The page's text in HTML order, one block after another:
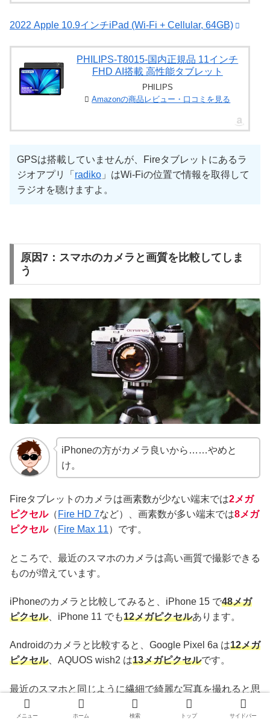
2022 Apple 10.9インチiPad (Wi-Fi + Cellular, 64GB)
PHILIPS-T8015-国内正規品 11インチ
FHD AI搭載 高性能タブレット
PHILIPS
Amazonの商品レビュー・口コミを見る
GPSは搭載していませんが、Fireタブレットにあるラ
ジオアプリ「 radiko 」はWi-Fiの位置で情報を取得して
ラジオを聴けますよ。
原因7：スマホのカメラと画質を比較してしま
う
iPhoneの方がカメラ良いから……やめと
け。
Fireタブレットのカメラは画素数が少ない端末では2メガ
ピクセル（ Fire HD 7など）、画素数が多い端末では8メガ
ピクセル（ Fire Max 11）です。
ところで、最近のスマホのカメラは高い画質で撮影できる
ものが増えています。
iPhoneのカメラと比較してみると、iPhone 15 で48メガ
ピクセル、iPhone 11 でも12メガピクセルあります。
Androidのカメラと比較すると、Google Pixel 6a は12メガ
ピクセル、AQUOS wish2 は13メガピクセルです。
最近のスマホと同じように繊細で綺麗な写真を撮れると思
メニュー ホーム 検索 トップ サイドバー